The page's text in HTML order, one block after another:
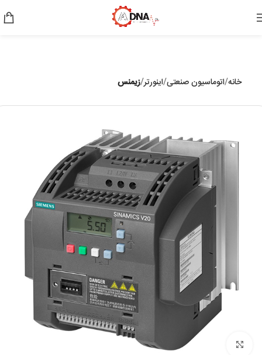
خانه اتوماسیون صنعتی اینورتر زیمنس
برای بزرگنمایی کلیک کنید